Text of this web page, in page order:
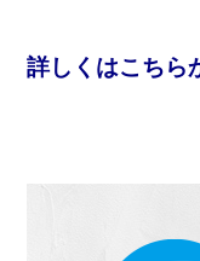
詳しくはこちら